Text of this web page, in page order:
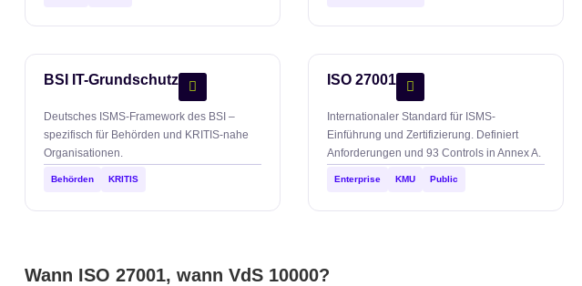
BSI IT-Grundschutz
Deutsches ISMS-Framework des BSI –
spezifisch für Behörden und KRITIS-nahe
Organisationen.
Behörden KRITIS
ISO 27001
Internationaler Standard für ISMS-
Einführung und Zertifizierung. Definiert
Anforderungen und 93 Controls in Annex A.
Enterprise KMU Public
Wann ISO 27001, wann VdS 10000?